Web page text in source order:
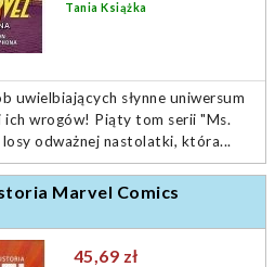
Tania Książka
uwielbiających słynne uniwersum
ich wrogów! Piąty tom serii "Ms.
losy odważnej nastolatki, która...
Marvel Comics
45,69 zł